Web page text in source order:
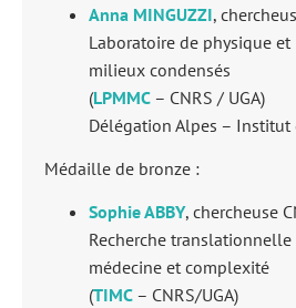
Anna MINGUZZI,
Laboratoire de physique
milieux condensés
(LPMMC – CNRS / UGA)
Délégation Alpes – Institut
Médaille de bronze :
Sophie ABBY, chercheuse
Recherche
médecine et complexité
(TIMC – CNRS/UGA)